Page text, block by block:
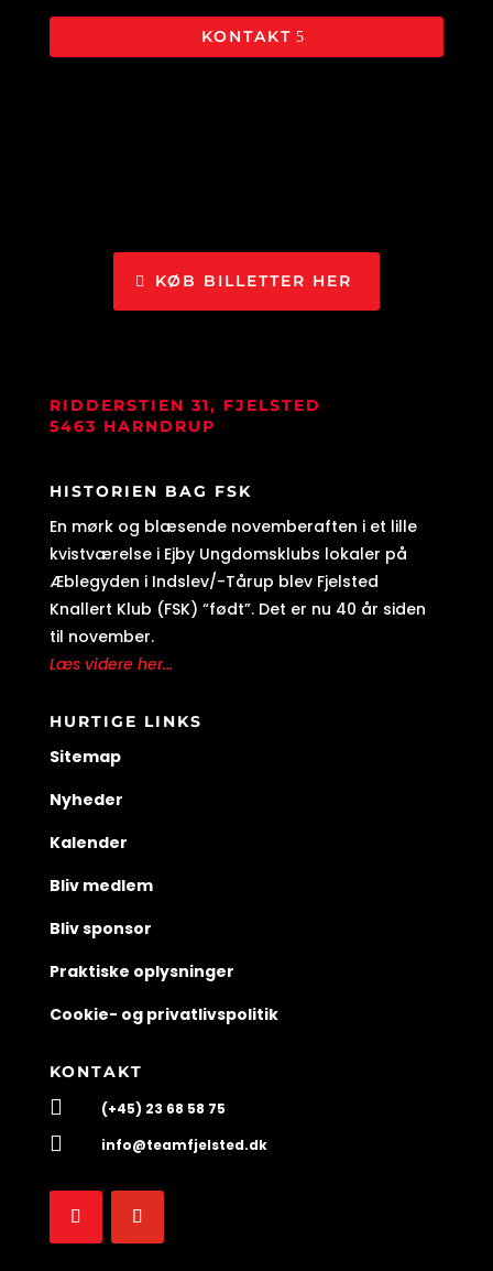
KONTAKT
KØB BILLETTER HER
RIDDERSTIEN 31, FJELSTED
5463 HARNDRUP
HISTORIEN BAG FSK
En mørk og blæsende novemberaften i et lille
kvistværelse i Ejby Ungdomsklubs lokaler på
Æblegyden i Indslev/-Tårup blev Fjelsted
Knallert Klub (FSK) “født”. Det er nu 40 år siden
til november.
Læs videre her...
HURTIGE LINKS
Sitemap
Nyheder
Kalender
Bliv medlem
Bliv sponsor
Praktiske oplysninger
Cookie- og privatlivspolitik
KONTAKT
 (+45) 23 68 58 75
 info@teamfjelsted.dk